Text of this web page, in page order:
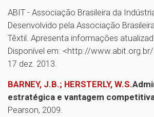
ABIT - Associação Brasileira da
Desenvolvido pela Associação
Têxtil. Apresenta informações
Disponível em: <http://
17 dez. 2013.
BARNEY, J.B.; HERSTERLY, W.S.
estratégica e vantagem
Pearson, 2009.